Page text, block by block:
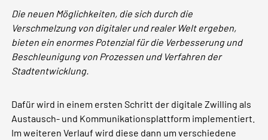
Die neuen Möglichkeiten, die sich durch die
Verschmelzung von digitaler und realer Welt ergeben,
bieten ein enormes Potenzial für die Verbesserung und
Beschleunigung von Prozessen und Verfahren der
Stadtentwicklung.
Dafür wird in einem ersten Schritt der digitale Zwilling als
Austausch- und Kommunikationsplattform implementiert.
Im weiteren Verlauf wird diese dann um verschiedene